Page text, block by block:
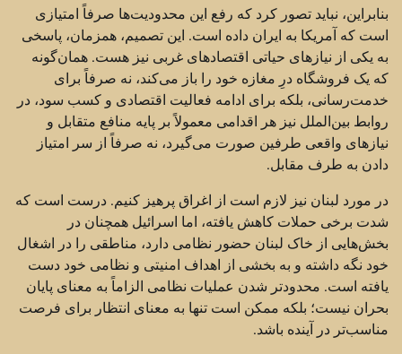
بنابراین، نباید تصور کرد که رفع این محدودیت‌ها صرفاً امتیازی
است که آمریکا به ایران داده است. این تصمیم، همزمان، پاسخی
به یکی از نیازهای حیاتی اقتصادهای غربی نیز هست. همان‌گونه
که یک فروشگاه درِ مغازه خود را باز می‌کند، نه صرفاً برای
خدمت‌رسانی، بلکه برای ادامه فعالیت اقتصادی و کسب سود، در
روابط بین‌الملل نیز هر اقدامی معمولاً بر پایه منافع متقابل و
نیازهای واقعی طرفین صورت می‌گیرد، نه صرفاً از سر امتیاز
دادن به طرف مقابل.
در مورد لبنان نیز لازم است از اغراق پرهیز کنیم. درست است که
شدت برخی حملات کاهش یافته، اما اسرائیل همچنان در
بخش‌هایی از خاک لبنان حضور نظامی دارد، مناطقی را در اشغال
خود نگه داشته و به بخشی از اهداف امنیتی و نظامی خود دست
یافته است. محدودتر شدن عملیات نظامی الزاماً به معنای پایان
بحران نیست؛ بلکه ممکن است تنها به معنای انتظار برای فرصت
مناسب‌تر در آینده باشد.